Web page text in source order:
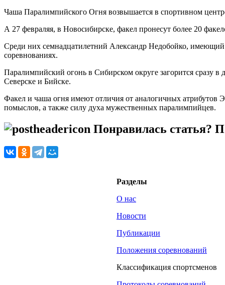
Чаша Паралимпийского Огня возвышается в спортивном
А 27 февраляя, в Новосибирске, факел пронесут более 20
Среди них семнадцатилетний Александр Недобойко,
соревнованиях.
Паралимпийский огонь в Сибирском округе загорится сразу
Северске и Бийске.
Факел и чаша огня имеют отличия от аналогичных атрибутов
помыслов, а также силу духа мужественных паралимпийцев.
Понравилась статья?
Разделы
О нас
Новости
Публикации
Положения соревнований
Классификация спортсменов